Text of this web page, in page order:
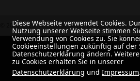
© 2018-2023, Vossloh-Schwabe Deutschland
Diese Webseite verwendet Cookies.
Nutzung unserer Webseite stimmen
Verwendung von Cookies zu. Sie
Cookieeinstellungen zukünftig auf der
Datenschutzerklärung ändern.
zu Cookies erhalten Sie in unserer
Datenschutzerklärung und Impressum.